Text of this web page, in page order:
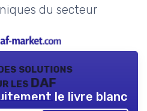
du secteur
solutions
les DAF
le livre blanc